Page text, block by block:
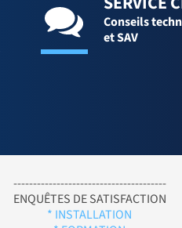
Conseils
et SAV
---------------------------------------
ENQUÊTES DE SATISFACTION
* INSTALLATION